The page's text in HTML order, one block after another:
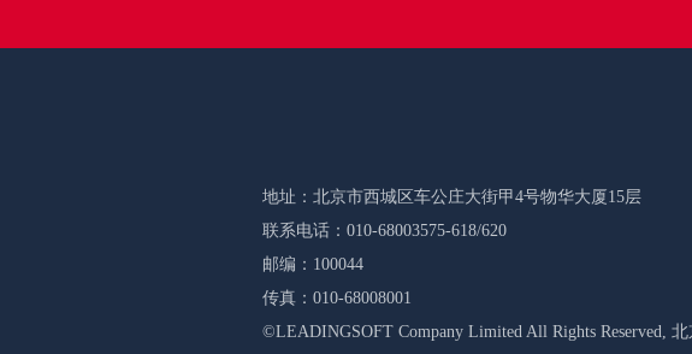
地址：北京市西城区车公庄大街甲4号物华大厦15层
联系电话：010-68003575-618/620
邮编：100044
传真：010-68008001
©LEADINGSOFT Company Limited All Rights Reserved,